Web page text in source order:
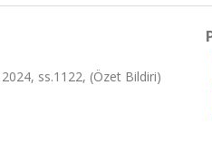
ss.1122, (Özet Bildiri)